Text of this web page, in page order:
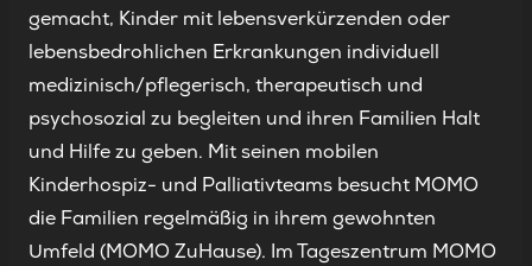
gemacht, Kinder mit lebensverkürzenden oder
lebensbedrohlichen Erkrankungen individuell
medizinisch/pflegerisch, therapeutisch und
psychosozial zu begleiten und ihren Familien Halt
und Hilfe zu geben. Mit seinen mobilen
Kinderhospiz- und Palliativteams besucht MOMO
die Familien regelmäßig in ihrem gewohnten
Umfeld (MOMO ZuHause). Im Tageszentrum MOMO